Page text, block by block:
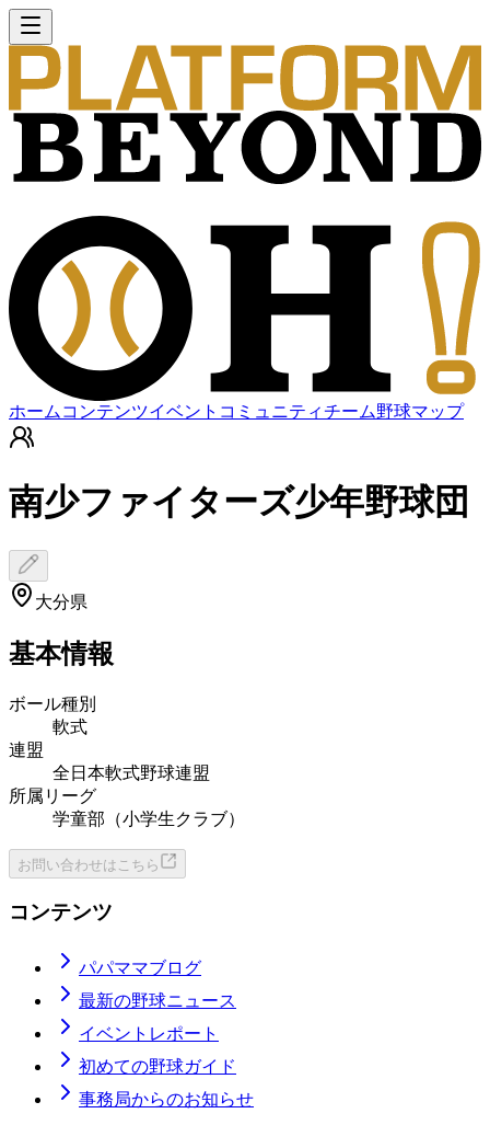
ホーム コンテンツイベント コミュニティチーム野球マップ
南少ファイターズ少年野球団
大分県
基本情報
ボール種別
軟式
連盟
全日本軟式野球連盟
所属リーグ
学童部（小学生クラブ）
お問い合わせはこちら
コンテンツ
パパママブログ
最新の野球ニュース
イベントレポート
初めての野球ガイド
事務局からのお知らせ